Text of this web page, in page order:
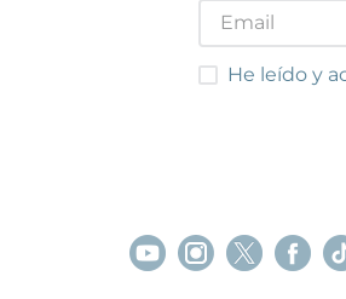
He leído y
He leído y